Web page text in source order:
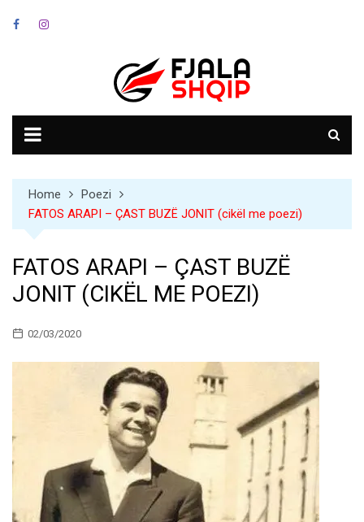
Home
Poezi
FATOS ARAPI – ÇAST BUZË JONIT (cikël me poezi)
FATOS ARAPI – ÇAST BUZË
JONIT (CIKËL ME POEZI)
02/03/2020